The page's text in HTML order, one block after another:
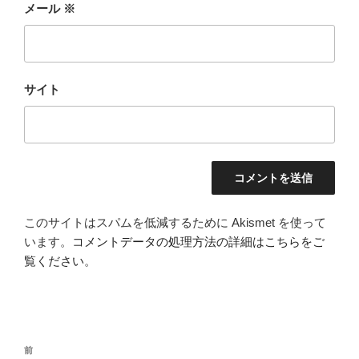
メール ※
サイト
このサイトはスパムを低減するために Akismet を使って
います。
コメントデータの処理方法の詳細はこちらをご
覧ください。
投
前
前